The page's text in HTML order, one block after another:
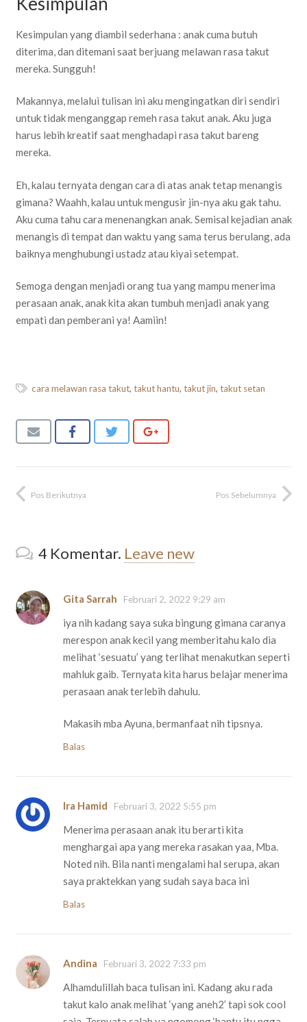
Kesimpulan yang diambil sederhana : anak cuma butuh
diterima, dan ditemani saat berjuang melawan rasa takut
mereka. Sungguh!
Makannya, melalui tulisan ini aku mengingatkan diri sendiri
untuk tidak menganggap remeh rasa takut anak. Aku juga
harus lebih kreatif saat menghadapi rasa takut bareng
mereka.
Eh, kalau ternyata dengan cara di atas anak tetap menangis
gimana? Waahh, kalau untuk mengusir jin-nya aku gak tahu.
Aku cuma tahu cara menenangkan anak. Semisal kejadian anak
menangis di tempat dan waktu yang sama terus berulang, ada
baiknya menghubungi ustadz atau kiyai setempat.
Semoga dengan menjadi orang tua yang mampu menerima
perasaan anak, anak kita akan tumbuh menjadi anak yang
empati dan pemberani ya! Aamiin!
cara melawan rasa takut, takut hantu, takut jin, takut setan
Pos Sebelumnya
Pos Berikutnya
4 Komentar. Leave new
Gita Sarrah Februari 2, 2022 9:29 am
iya nih kadang saya suka bingung gimana caranya
merespon anak kecil yang memberitahu kalo dia
melihat ‘sesuatu’ yang terlihat menakutkan seperti
mahluk gaib. Ternyata kita harus belajar menerima
perasaan anak terlebih dahulu.
Makasih mba Ayuna, bermanfaat nih tipsnya.
Balas
Ira Hamid Februari 3, 2022 5:55 pm
Menerima perasaan anak itu berarti kita
menghargai apa yang mereka rasakan yaa, Mba.
Noted nih. Bila nanti mengalami hal serupa, akan
saya praktekkan yang sudah saya baca ini
Balas
Andina Februari 3, 2022 7:33 pm
Alhamdulillah baca tulisan ini. Kadang aku rada
takut kalo anak melihat ‘yang aneh2’ tapi sok cool